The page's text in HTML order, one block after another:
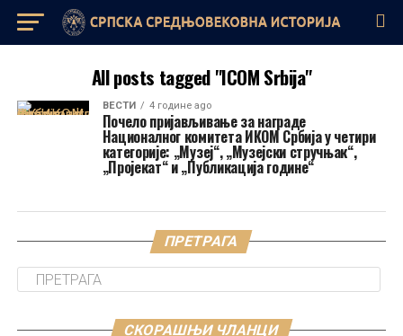
All posts tagged "ICOM Srbija"
ВЕСТИ 4 године ago
Почело пријављивање за награде
Националног комитета ИКОМ Србија у четири
категорије: „Музеј“, „Музејски стручњак“,
„Пројекат“ и „Публикација године“
ПРЕТРАГА
СКОРАШЊИ ЧЛАНЦИ